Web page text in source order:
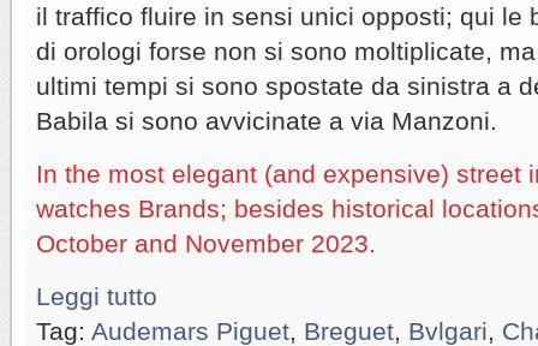
il traffico fluire in sensi unici opposti; qui le
di orologi forse non si sono moltiplicate,
ultimi tempi si sono spostate da sinistra a
Babila si sono avvicinate a via Manzoni.
In the most elegant (and expensive) street
watches Brands; besides historical
October and November 2023.
Leggi tutto
Tag: Audemars Piguet Breguet Bvlgari